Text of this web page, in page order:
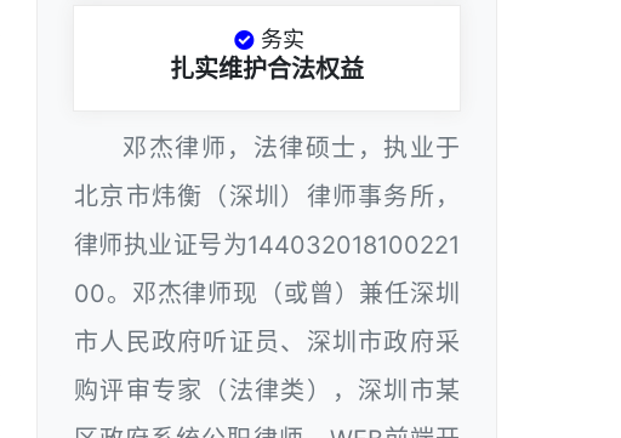
务实
扎实维护合法权益
邓杰律师，法律硕士，执业于
北京市炜衡（深圳）律师事务所，
律师执业证号为144032018100221
00。邓杰律师现（或曾）兼任深圳
市人民政府听证员、深圳市政府采
购评审专家（法律类），深圳市某